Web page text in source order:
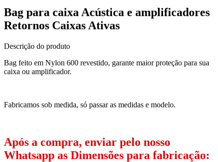
Bag para caixa Acústica e amplificadores
Retornos Caixas Ativas
Descrição do produto
Bag feito em Nylon 600 revestido, garante maior proteção para sua
caixa ou amplificador.
Fabricamos sob medida, só passar as medidas e modelo.
Após a compra, enviar pelo nosso
Whatsapp as Dimensões para fabricação: